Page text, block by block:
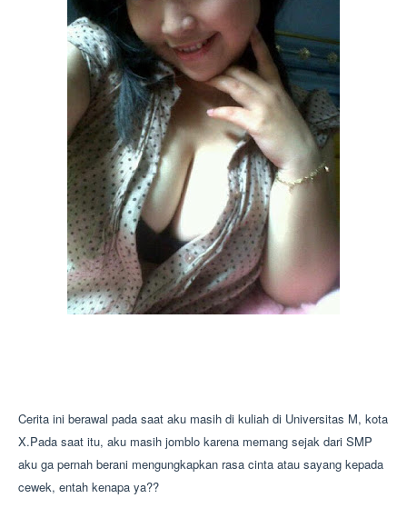
Cerita ini berawal pada saat aku masih di kuliah di Universitas M, kota
X.Pada saat itu, aku masih jomblo karena memang sejak dari SMP
aku ga pernah berani mengungkapkan rasa cinta atau sayang kepada
cewek, entah kenapa ya??